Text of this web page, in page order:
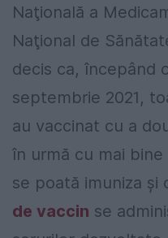
Naţională a
Naţional de
decis ca, începând
septembrie 2021,
au vaccinat cu a
în urmă cu mai
se poată imuniza și
de vaccin se